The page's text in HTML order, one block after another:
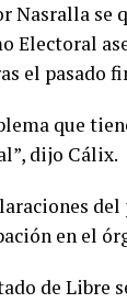
Nasralla se
Electoral
el pasado
que
dijo Cálix.
en el
de Libre